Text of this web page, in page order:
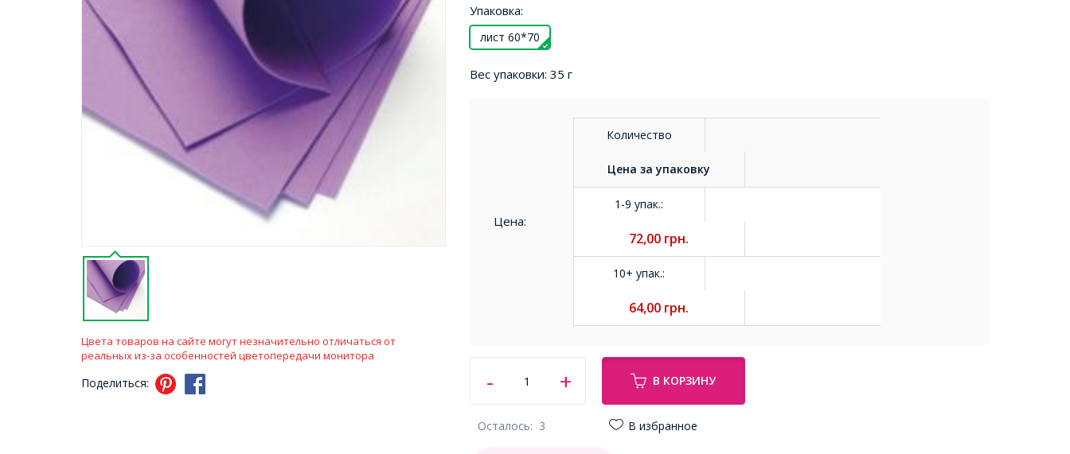
Цвета товаров на сайте могут незначительно отличаться от
реальных из-за особенностей цветопередачи монитора
Поделиться:
Упаковка:
лист 60*70
Вес упаковки: 35 г
Цена:
Количество
Цена заупаковку
1-9 упак.:
72,00 грн.
10+ упак.:
64,00 грн.
В КОРЗИНУ
Осталось: 3 В избранное